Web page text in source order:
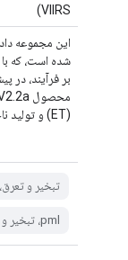
VIIRS)
این مجموعه
شده است، که
بر فرآیند،
(ET) و تولید ناخالص اولیه (GPP) را در ... ارائه می‌دهد.
تبخیر و تعرق،
pml، تبخیر و تعرق